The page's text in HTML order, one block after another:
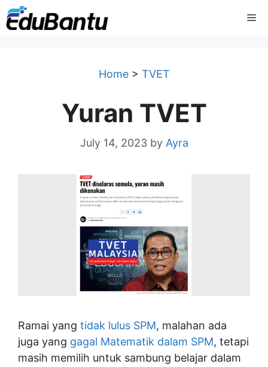
Skip
to
Home> TVET
Yuran TVET
July 14, 2023 by Ayra
Ramai yang tidak lulus SPM, malahan ada
juga yang gagal Matematik dalam SPM, tetapi
masih memilih untuk sambung belajar dalam